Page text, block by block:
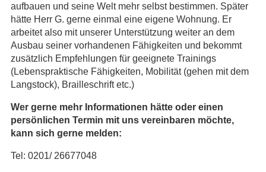
aufbauen und seine Welt mehr selbst bestimmen. Später
hätte Herr G. gerne einmal eine eigene Wohnung. Er
arbeitet also mit unserer Unterstützung weiter an dem
Ausbau seiner vorhandenen Fähigkeiten und bekommt
zusätzlich Empfehlungen für geeignete Trainings
(Lebenspraktische Fähigkeiten, Mobilität (gehen mit dem
Langstock), Brailleschrift etc.)
Wer gerne mehr Informationen hätte oder einen
persönlichen Termin mit uns vereinbaren möchte,
kann sich gerne melden:
Tel: 0201/ 26677048